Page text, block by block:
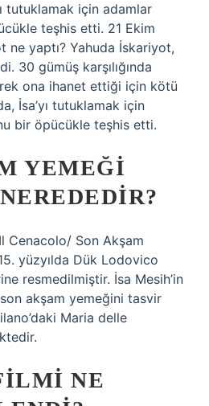
tutuklamak için adamlar
teşhis etti. 21 Ekim
ne yaptı? Yahuda İskariyot,
30 gümüş karşılığında
ona ihanet ettiği için kötü
İsa’yı tutuklamak için
bir öpücükle teşhis etti.
YEMEĞI
Cenacolo/ Son Akşam
yüzyılda Dük Lodovico
resmedilmiştir. İsa Mesih’in
akşam yemeğini tasvir
Maria delle
NE